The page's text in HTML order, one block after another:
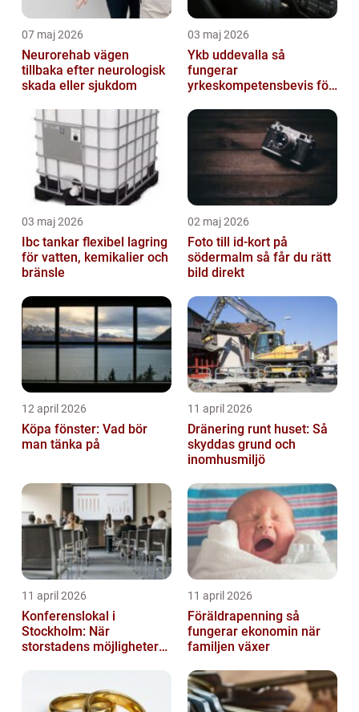
07 maj 2026
Neurorehab vägen
tillbaka efter neurologisk
skada eller sjukdom
03 maj 2026
Ykb uddevalla så
fungerar
yrkeskompetensbevis för
03 maj 2026
Ibc tankar flexibel lagring
för vatten, kemikalier och
bränsle
02 maj 2026
Foto till id-kort på
södermalm så får du rätt
bild direkt
12 april 2026
Köpa fönster: Vad bör
man tänka på
11 april 2026
Dränering runt huset: Så
skyddas grund och
inomhusmiljö
11 april 2026
Konferenslokal i
Stockholm: När
storstadens möjligheter
11 april 2026
Föräldrapenning så
fungerar ekonomin när
familjen växer